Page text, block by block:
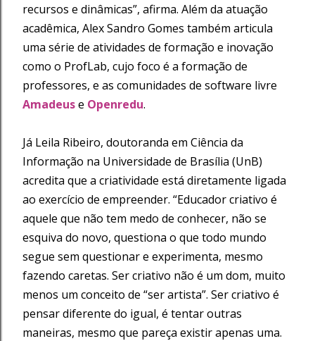
recursos e dinâmicas”, afirma. Além da atuação
acadêmica, Alex Sandro Gomes também articula
uma série de atividades de formação e inovação
como o ProfLab, cujo foco é a formação de
professores, e as comunidades de software livre
Amadeuse Openredu.
Já Leila Ribeiro, doutoranda em Ciência da
Informação na Universidade de Brasília (UnB)
acredita que a criatividade está diretamente ligada
ao exercício de empreender. “Educador criativo é
aquele que não tem medo de conhecer, não se
esquiva do novo, questiona o que todo mundo
segue sem questionar e experimenta, mesmo
fazendo caretas. Ser criativo não é um dom, muito
menos um conceito de “ser artista”. Ser criativo é
pensar diferente do igual, é tentar outras
maneiras, mesmo que pareça existir apenas uma.